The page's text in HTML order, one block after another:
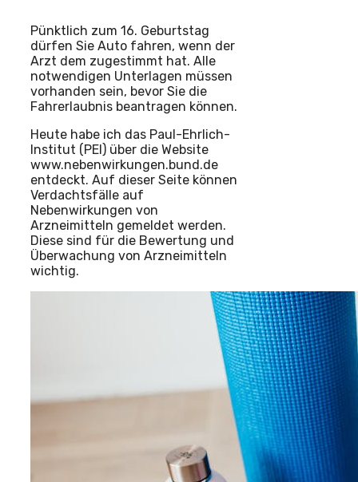
Pünktlich zum 16. Geburtstag
dürfen Sie Auto fahren, wenn der
Arzt dem zugestimmt hat. Alle
notwendigen Unterlagen müssen
vorhanden sein, bevor Sie die
Fahrerlaubnis beantragen können.
Heute habe ich das Paul-Ehrlich-
Institut (PEI) über die Website
www.nebenwirkungen.bund.de
entdeckt. Auf dieser Seite können
Verdachtsfälle auf
Nebenwirkungen von
Arzneimitteln gemeldet werden.
Diese sind für die Bewertung und
Überwachung von Arzneimitteln
wichtig.